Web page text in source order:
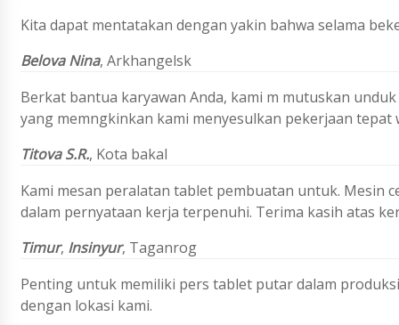
Kita dapat mentatakan dengan yakin bahwa selama
Belova Nina, Arkhangelsk
Berkat bantua karyawan Anda, kami m mutuskan
yang memngkinkan kami menyesulkan pekerjaan tepat
TitovaS.R., Kota bakal
Kami mesan peralatan tablet pembuatan untuk. Mesin
dalam pernyataan kerja terpenuhi. Terima kasih atas
Timur, Insinyur, Taganrog
Penting untuk memiliki pers tablet putar dalam
dengan lokasi kami.